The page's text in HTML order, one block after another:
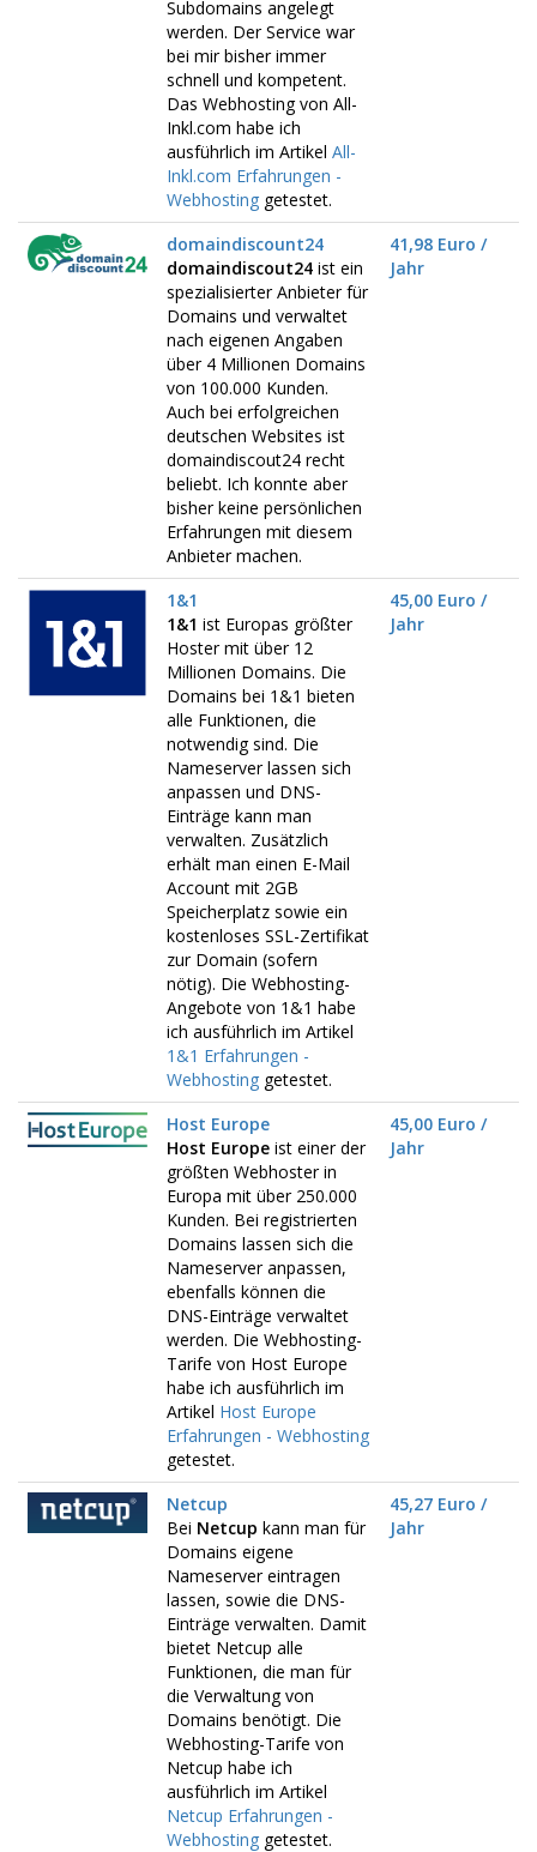
Subdomains angelegt
werden. Der Service war
bei mir bisher immer
schnell und kompetent.
Das Webhosting von All-
Inkl.com habe ich
ausführlich im Artikel All-
Inkl.com Erfahrungen -
Webhosting getestet.
domaindiscount24
domaindiscout24 ist ein
spezialisierter Anbieter für
Domains und verwaltet
nach eigenen Angaben
über 4 Millionen Domains
von 100.000 Kunden.
Auch bei erfolgreichen
deutschen Websites ist
domaindiscout24 recht
beliebt. Ich konnte aber
bisher keine persönlichen
Erfahrungen mit diesem
Anbieter machen.
41,98 Euro /
Jahr
1&1
1&1 ist Europas größter
Hoster mit über 12
Millionen Domains. Die
Domains bei 1&1 bieten
alle Funktionen, die
notwendig sind. Die
Nameserver lassen sich
anpassen und DNS-
Einträge kann man
verwalten. Zusätzlich
erhält man einen E-Mail
Account mit 2GB
Speicherplatz sowie ein
kostenloses SSL-Zertifikat
zur Domain (sofern
nötig). Die Webhosting-
Angebote von 1&1 habe
ich ausführlich im Artikel
1&1 Erfahrungen -
Webhosting getestet.
45,00 Euro /
Jahr
Host Europe
Host Europe ist einer der
größten Webhoster in
Europa mit über 250.000
Kunden. Bei registrierten
Domains lassen sich die
Nameserver anpassen,
ebenfalls können die
DNS-Einträge verwaltet
werden. Die Webhosting-
Tarife von Host Europe
habe ich ausführlich im
Artikel Host Europe
Erfahrungen - Webhosting
getestet.
45,00 Euro /
Jahr
Netcup
Bei Netcup kann man für
Domains eigene
Nameserver eintragen
lassen, sowie die DNS-
Einträge verwalten. Damit
bietet Netcup alle
Funktionen, die man für
die Verwaltung von
Domains benötigt. Die
Webhosting-Tarife von
Netcup habe ich
ausführlich im Artikel
Netcup Erfahrungen -
Webhosting getestet.
45,27 Euro /
Jahr